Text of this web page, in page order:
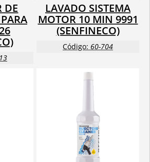
DE
LAVADO SISTEMA
MOTOR 10 MIN 9991
(SENFINECO)
Código: 60-704